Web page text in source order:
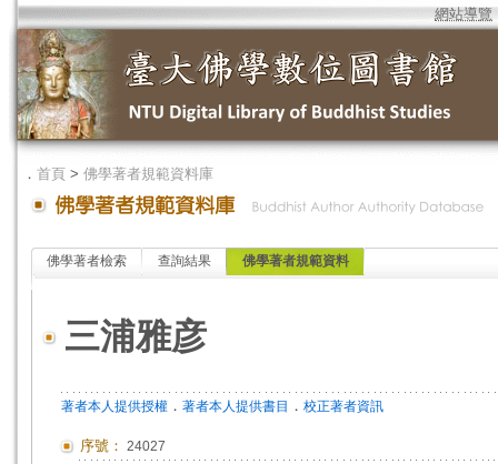
網站導覽
． 首頁 > 佛學著者規範資料庫
佛學著者檢索 查詢結果 佛學著者規範資料
三浦雅彦
著者本人提供授權 ． 著者本人提供書目 ． 校正著者資訊
序號： 24027